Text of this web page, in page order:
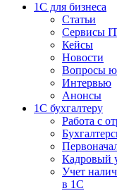
1C для бизнеса
Статьи
Сервисы
Кейсы
Новости
Вопросы
Интервью
Анонсы
1С бухгалтеру
Работа с
Кадровый
Учет
в 1С